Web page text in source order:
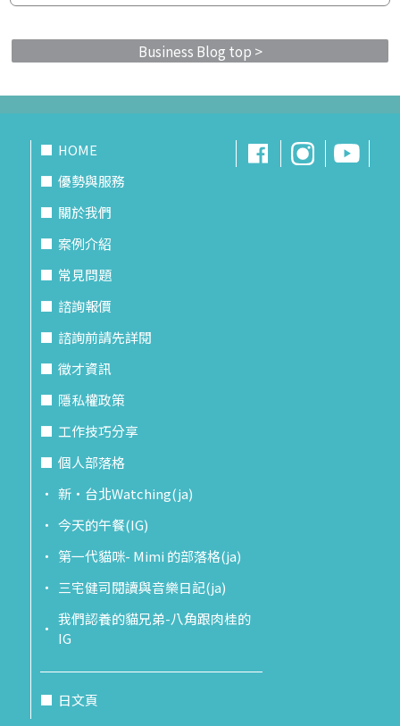
Business Blog top >
HOME
優勢與服務
關於我們
案例介紹
常見問題
諮詢報價
諮詢前請先詳閱
徵才資訊
隱私權政策
工作技巧分享
個人部落格
新‧台北Watching(ja)
今天的午餐(IG)
第一代貓咪- Mimi 的部落格(ja)
三宅健司閱讀與音樂日記(ja)
我們認養的貓兄弟-八角跟肉桂的
IG
日文頁